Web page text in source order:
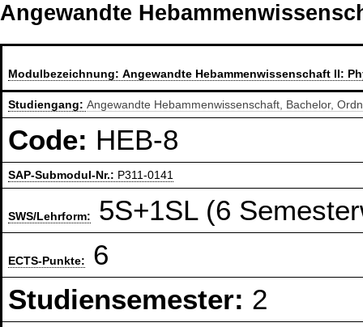
Angewandte
Modulbezeichnung:Angewandte Hebammenwissenschaft II:
Studiengang:Angewandte Hebammenwissenschaft, Bachelor,
Code: HEB-8
SAP-Submodul-Nr.: P311-0141
SWS/Lehrform: 5S+1SL (6
ECTS-Punkte:
6
Studiensemester: 2